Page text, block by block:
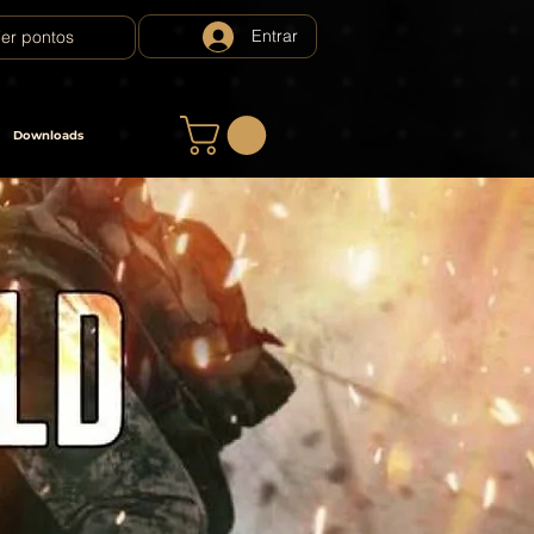
pontos
Downloads
Entrar